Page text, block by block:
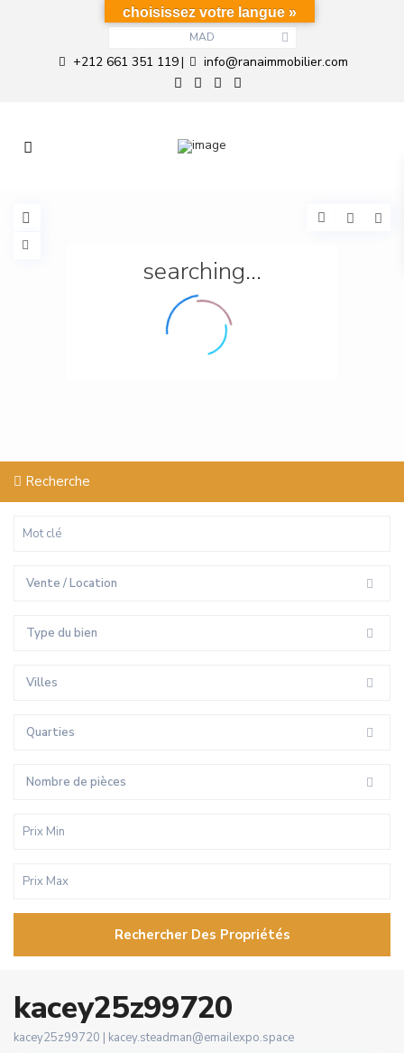
MAD
+212 661 351 119| info@ranaimmobilier.com
searching...
Recherche
Vente / Location
Type du bien
Villes
Quarties
Nombre de pièces
Rechercher Des Propriétés
kacey25z99720
kacey25z99720 | kacey.steadman@emailexpo.space
choisissez votre langue »